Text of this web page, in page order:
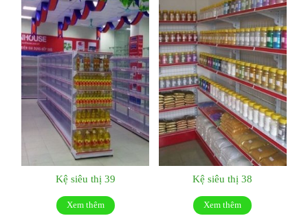
Kệ siêu thị 39
Xem thêm
Kệ siêu thị 38
Xem thêm